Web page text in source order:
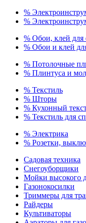
%
%
% Обои, клей для
% Обои и клей
% Потолочные
% Плинтуса и
% Текстиль
% Шторы
% Кухонный
% Текстиль для
% Электрика
% Розетки,
Садовая техника
Снегоуборщики
Мойки высокого
Газонокосилки
Триммеры для
Райдеры
Культиваторы